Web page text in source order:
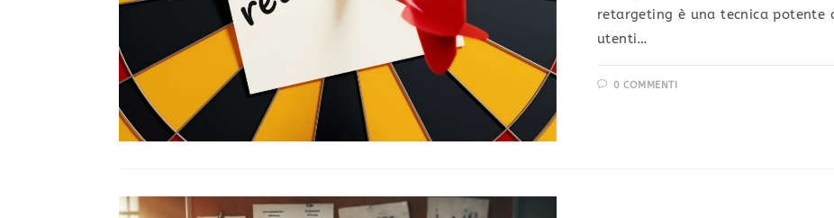
retargeting è una tecnica potente
utenti…
0 COMMENTI